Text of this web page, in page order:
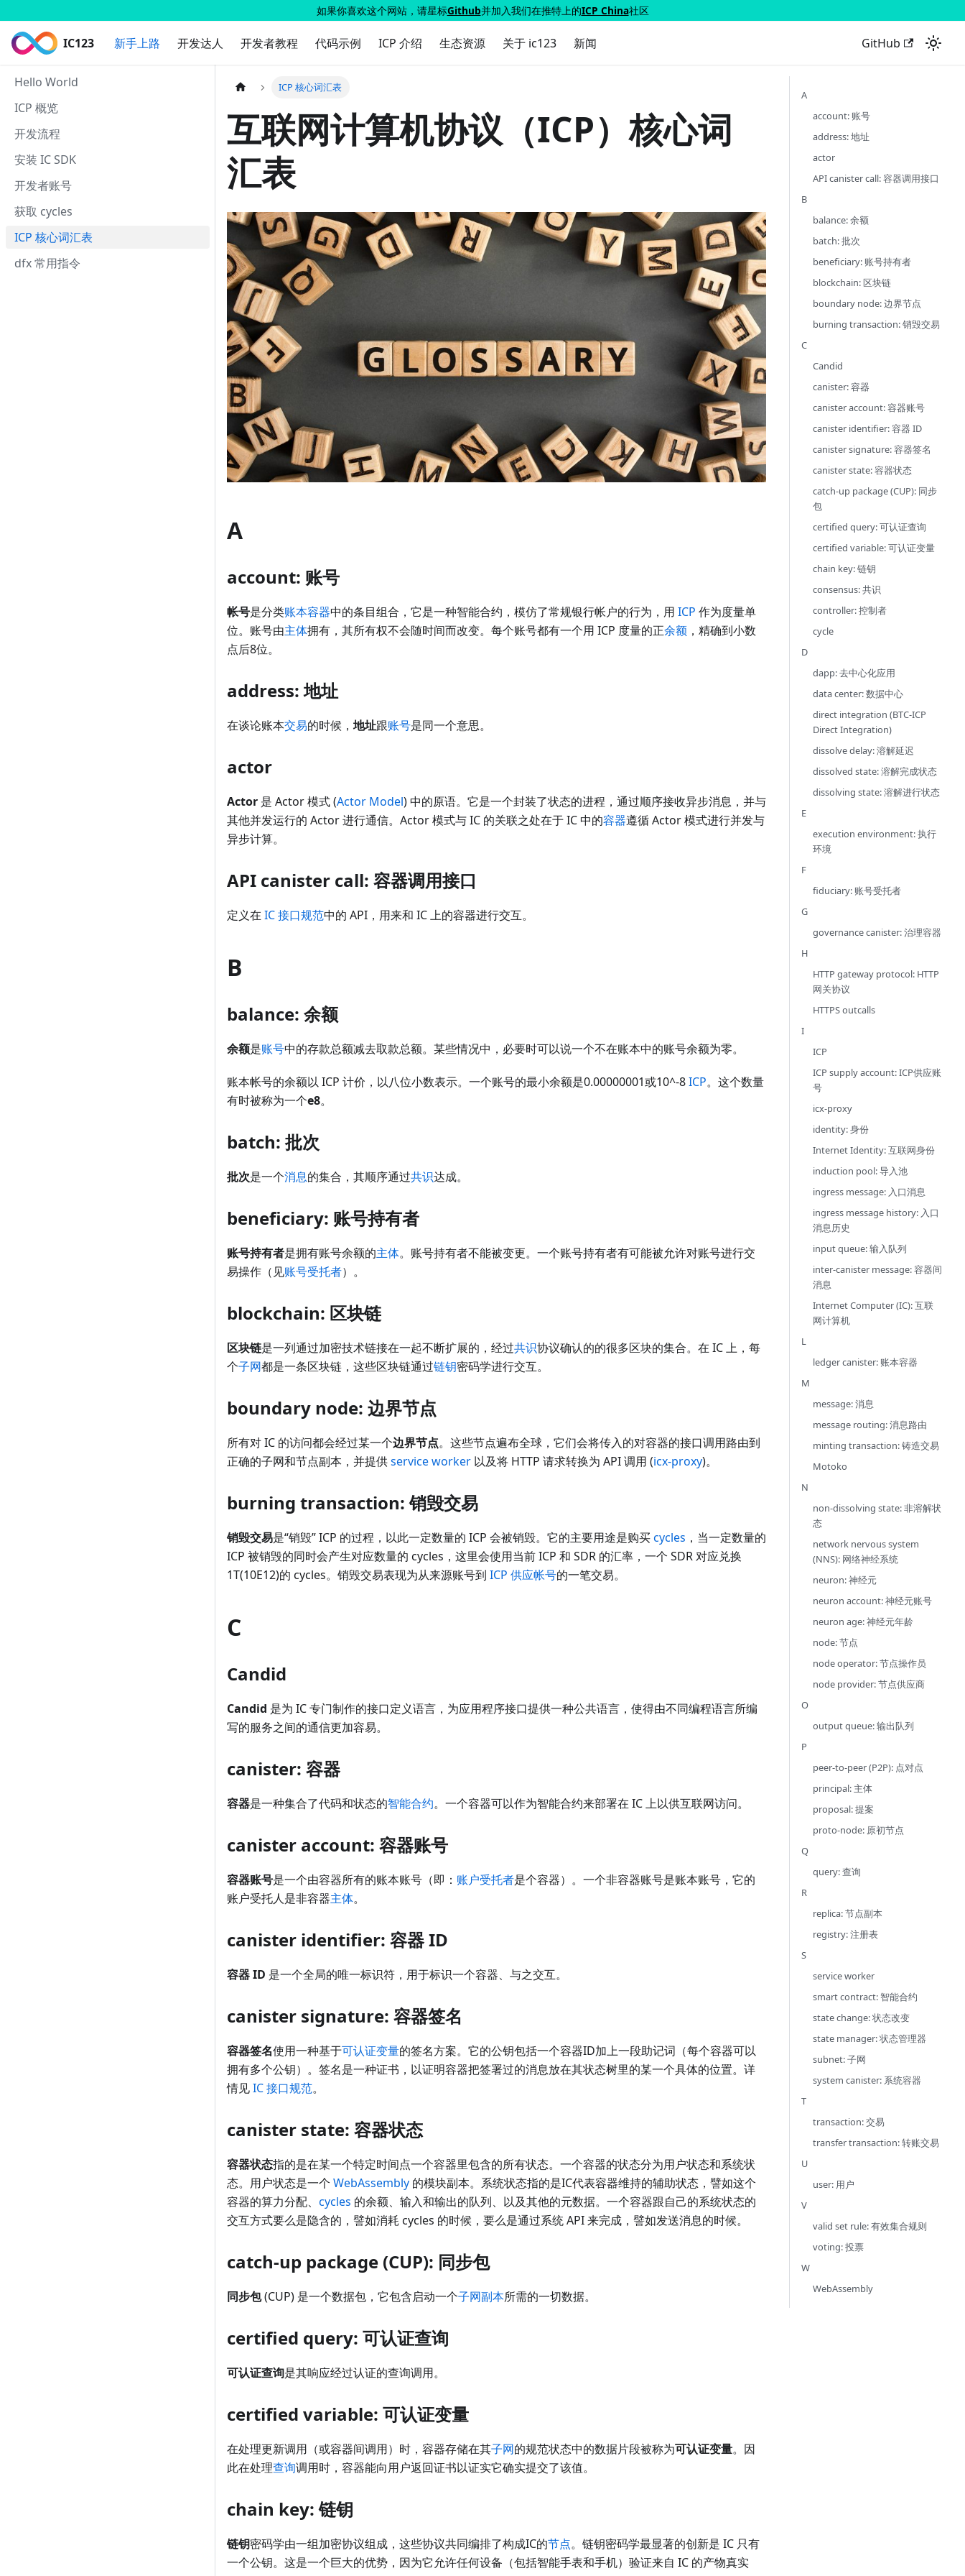
如果你喜欢这个网站，请星标Github并加入我们在推特上的ICP China社区
IC123 新手上路 开发达人 开发者教程 代码示例 ICP 介绍 生态资源 关于 ic123 新闻 GitHub
Hello World
ICP 概览
开发流程
安装 IC SDK
开发者账号
获取 cycles
ICP 核心词汇表
dfx 常用指令
ICP 核心词汇表
互联网计算机协议（ICP）核心词
汇表
A
account: 账号
帐号是分类账本容器中的条目组合，它是一种智能合约，模仿了常规银行帐户的行为，用 ICP 作为度量单
位。账号由主体拥有，其所有权不会随时间而改变。每个账号都有一个用 ICP 度量的正余额 ，精确到小数
点后8位。
address: 地址
在谈论账本交易的时候， 地址跟账号是同一个意思。
actor
Actor 是 Actor 模式 (Actor Model) 中的原语。它是一个封装了状态的进程，通过顺序接收异步消息，并与
其他并发运行的 Actor 进行通信。Actor 模式与 IC 的关联之处在于 IC 中的容器遵循 Actor 模式进行并发与
异步计算。
API canister call: 容器调用接口
定义在 IC 接口规范中的 API，用来和 IC 上的容器进行交互。
B
balance: 余额
余额是账号中的存款总额减去取款总额。某些情况中，必要时可以说一个不在账本中的账号余额为零。
账本帐号的余额以 ICP 计价，以八位小数表示。一个账号的最小余额是0.00000001或10^-8ICP。这个数量
有时被称为一个e8。
batch: 批次
批次是一个消息的集合，其顺序通过共识达成。
beneficiary: 账号持有者
账号持有者是拥有账号余额的主体。账号持有者不能被变更。一个账号持有者有可能被允许对账号进行交
易操作（见账号受托者）。
blockchain: 区块链
区块链是一列通过加密技术链接在一起不断扩展的，经过共识协议确认的的很多区块的集合。在 IC 上，每
个子网都是一条区块链，这些区块链通过链钥密码学进行交互。
boundary node: 边界节点
所有对 IC 的访问都会经过某一个边界节点。这些节点遍布全球，它们会将传入的对容器的接口调用路由到
正确的子网和节点副本，并提供service worker 以及将 HTTP 请求转换为 API 调用 (icx-proxy)。
burning transaction: 销毁交易
销毁交易是“销毁” ICP 的过程，以此一定数量的 ICP 会被销毁。它的主要用途是购买cycles ，当一定数量的
ICP 被销毁的同时会产生对应数量的 cycles，这里会使用当前 ICP 和 SDR 的汇率，一个 SDR 对应兑换
1T(10E12)的 cycles。销毁交易表现为从来源账号到 ICP 供应帐号的一笔交易。
C
Candid
Candid 是为 IC 专门制作的接口定义语言，为应用程序接口提供一种公共语言，使得由不同编程语言所编
写的服务之间的通信更加容易。
canister: 容器
容器是一种集合了代码和状态的智能合约。一个容器可以作为智能合约来部署在 IC 上以供互联网访问。
canister account: 容器账号
容器账号是一个由容器所有的账本账号（即： 账户受托者是个容器）。一个非容器账号是账本账号，它的
账户受托人是非容器主体。
canister identifier: 容器 ID
容器 ID 是一个全局的唯一标识符，用于标识一个容器、与之交互。
canister signature: 容器签名
容器签名使用一种基于可认证变量的签名方案。它的公钥包括一个容器ID加上一段助记词（每个容器可以
拥有多个公钥）。签名是一种证书，以证明容器把签署过的消息放在其状态树里的某一个具体的位置。详
情见IC 接口规范。
canister state: 容器状态
容器状态指的是在某一个特定时间点一个容器里包含的所有状态。一个容器的状态分为用户状态和系统状
态。用户状态是一个 WebAssembly 的模块副本。系统状态指的是IC代表容器维持的辅助状态，譬如这个
容器的算力分配、 cycles 的余额、输入和输出的队列、以及其他的元数据。一个容器跟自己的系统状态的
交互方式要么是隐含的，譬如消耗 cycles 的时候，要么是通过系统 API 来完成，譬如发送消息的时候。
catch-up package (CUP): 同步包
同步包(CUP) 是一个数据包，它包含启动一个子网副本所需的一切数据。
certified query: 可认证查询
可认证查询是其响应经过认证的查询调用。
certified variable: 可认证变量
在处理更新调用（或容器间调用）时，容器存储在其子网的规范状态中的数据片段被称为可认证变量。因
此在处理查询调用时，容器能向用户返回证书以证实它确实提交了该值。
chain key: 链钥
链钥密码学由一组加密协议组成，这些协议共同编排了构成IC的节点。链钥密码学最显著的创新是 IC 只有
一个公钥。这是一个巨大的优势，因为它允许任何设备（包括智能手表和手机）验证来自 IC 的产物真实
A
account: 账号
address: 地址
actor
API canister call: 容器调用接口
B
balance: 余额
batch: 批次
beneficiary: 账号持有者
blockchain: 区块链
boundary node: 边界节点
burning transaction: 销毁交易
C
Candid
canister: 容器
canister account: 容器账号
canister identifier: 容器 ID
canister signature: 容器签名
canister state: 容器状态
catch-up package (CUP): 同步
包
certified query: 可认证查询
certified variable: 可认证变量
chain key: 链钥
consensus: 共识
controller: 控制者
cycle
D
dapp: 去中心化应用
data center: 数据中心
direct integration (BTC-ICP
Direct Integration)
dissolve delay: 溶解延迟
dissolved state: 溶解完成状态
dissolving state: 溶解进行状态
E
execution environment: 执行
环境
F
fiduciary: 账号受托者
G
governance canister: 治理容器
H
HTTP gateway protocol: HTTP
网关协议
HTTPS outcalls
I
ICP
ICP supply account: ICP供应账
号
icx-proxy
identity: 身份
Internet Identity: 互联网身份
induction pool: 导入池
ingress message: 入口消息
ingress message history: 入口
消息历史
input queue: 输入队列
inter-canister message: 容器间
消息
Internet Computer (IC): 互联
网计算机
L
ledger canister: 账本容器
M
message: 消息
message routing: 消息路由
minting transaction: 铸造交易
Motoko
N
non-dissolving state: 非溶解状
态
network nervous system
(NNS): 网络神经系统
neuron: 神经元
neuron account: 神经元账号
neuron age: 神经元年龄
node: 节点
node operator: 节点操作员
node provider: 节点供应商
O
output queue: 输出队列
P
peer-to-peer (P2P): 点对点
principal: 主体
proposal: 提案
proto-node: 原初节点
Q
query: 查询
R
replica: 节点副本
registry: 注册表
S
service worker
smart contract: 智能合约
state change: 状态改变
state manager: 状态管理器
subnet: 子网
system canister: 系统容器
T
transaction: 交易
transfer transaction: 转账交易
U
user: 用户
V
valid set rule: 有效集合规则
voting: 投票
W
WebAssembly